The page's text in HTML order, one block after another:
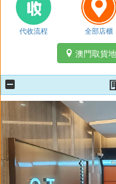
代收流程 全部店櫃
 澳門取貨